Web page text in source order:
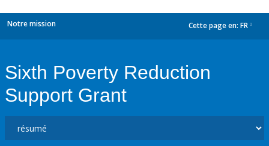
Notre mission Cette page en: FR
Sixth Poverty Reduction
Support Grant